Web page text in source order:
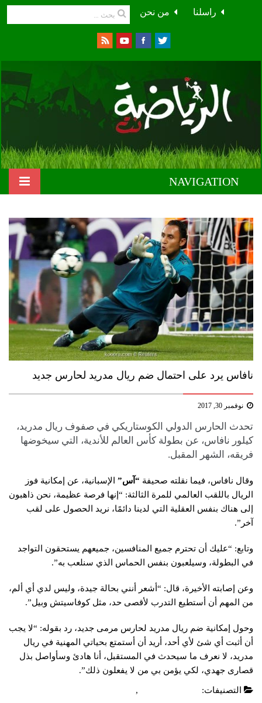
من نحن راسلنا
NAVIGATION
نافاس يرد على احتمال ضم ريال مدريد لحارس جديد
نوفمبر 30, 2017
تحدث الحارس الدولي الكوستاريكي في صفوف ريال مدريد،
كيلور نافاس، عن بطولة كأس العالم للأندية، التي سيخوضها
فريقه، الشهر المقبل.
وقال نافاس، فيما نقلته صحيفة “آس” الإسبانية، عن إمكانية فوز
الريال باللقب العالمي للمرة الثالثة: “إنها فرصة عظيمة، نحن ذاهبون
إلى هناك بنفس العقلية التي لدينا دائمًا، نريد الحصول على لقب
آخر”.
وتابع: “عليك أن تحترم جميع المنافسين، جميعهم يستحقون التواجد
في البطولة، وسيلعبون بنفس الحماس الذي سنلعب به”.
وعن إصابته الأخيرة، قال: “أشعر أنني بحالة جيدة، وليس لدي أي ألم،
من المهم أن أستطيع التدرب لأقصى حد، مثل كوفاسيتش وبيل”.
وحول إمكانية ضم ريال مدريد لحارس مرمى جديد، رد بقوله: “لا يجب
أن أثبت أي شئ لأي أحد، أريد أن أستمتع بحياتي المهنية في ريال
مدريد، لا نعرف ما سيحدث في المستقبل، أنا هادئ وسأواصل بذل
قصارى جهدي، لكي يؤمن بي من لا يفعلون ذلك”.
التصنيفات: ,